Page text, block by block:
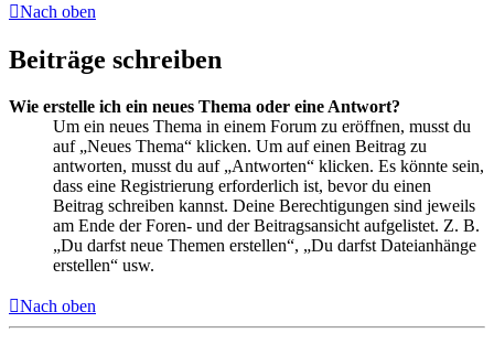
Nach oben
Beiträge schreiben
Wie erstelle ich ein neues Thema oder eine Antwort?
Um ein neues Thema in einem Forum zu eröffnen, musst du
auf „Neues Thema“ klicken. Um auf einen Beitrag zu
antworten, musst du auf „Antworten“ klicken. Es könnte sein,
dass eine Registrierung erforderlich ist, bevor du einen
Beitrag schreiben kannst. Deine Berechtigungen sind jeweils
am Ende der Foren- und der Beitragsansicht aufgelistet. Z. B.
„Du darfst neue Themen erstellen“, „Du darfst Dateianhänge
erstellen“ usw.
Nach oben